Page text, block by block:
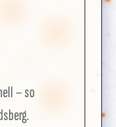
– so